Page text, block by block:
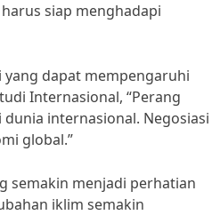
siap menghadapi
dapat mempengaruhi
Internasional, “Perang
internasional. Negosiasi
global.”
semakin menjadi perhatian
iklim semakin